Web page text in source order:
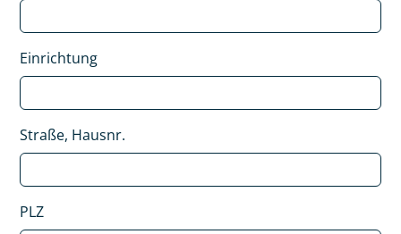
Einrichtung
Straße, Hausnr.
PLZ